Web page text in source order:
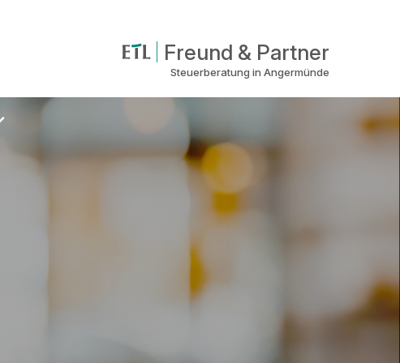
Freund & Partner
Steuerberatung in Angermünde